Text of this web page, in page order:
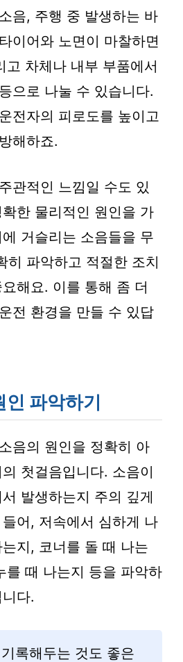
음, 주행 중 발생하는 바
이어와 노면이 마찰하면
고 차체나 내부 부품에서
으로 나눌 수 있습니다.
전자의 피로도를 높이고
해하죠.
관적인 느낌일 수도 있
한 물리적인 원인을 가
거슬리는 소음들을 무
히 파악하고 적절한 조치
해요. 이를 통해 좀 더
전 환경을 만들 수 있답
인 파악하기
음의 원인을 정확히 아
첫걸음입니다. 소음이
발생하는지 주의 깊게
어, 저속에서 심하게 나
지, 코너를 돌 때 나는
를 때 나는지 등을 파악하
다.
록해두는 것도 좋은